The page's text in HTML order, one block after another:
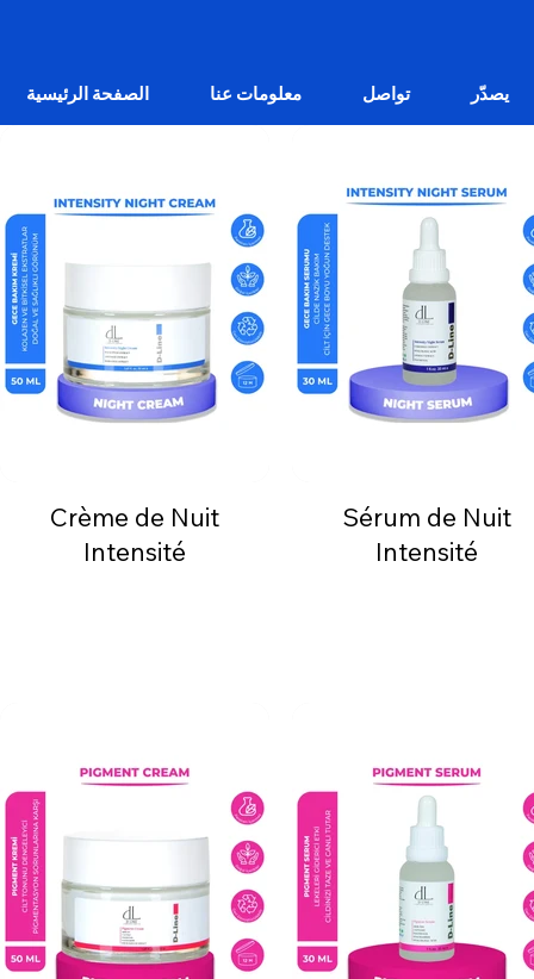
الصفحة الرئيسية معلومات عنا تواصل يصدّر
Crème de Nuit
Intensité
Sérum de Nuit
Intensité